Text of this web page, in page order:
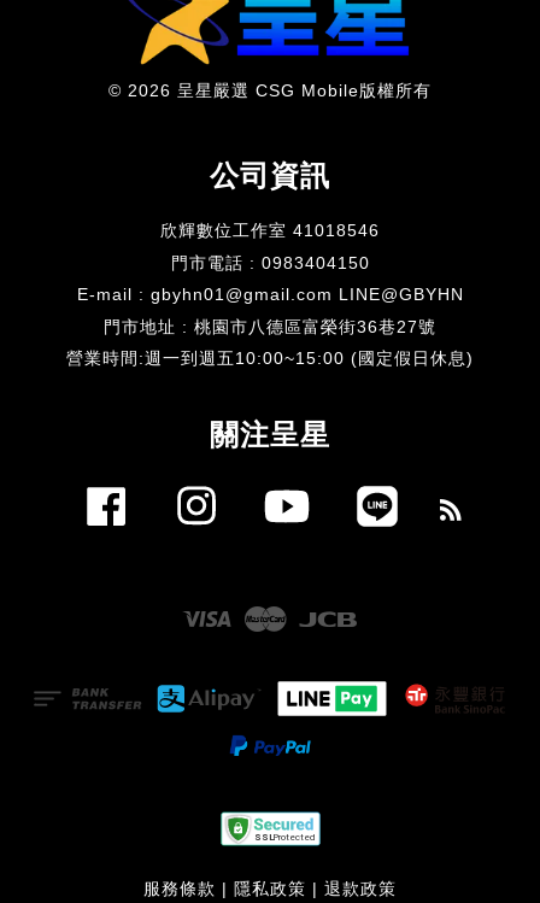
© 2026 呈星嚴選 CSG Mobile版權所有
公司資訊
欣輝數位工作室 41018546
門市電話 : 0983404150
E-mail : gbyhn01@gmail.com LINE@GBYHN
門市地址 : 桃園市八德區富榮街36巷27號
​營業時間:週一到週五10:00~15:00 (國定假日休息)
關注呈星
Facebook Instagram YouTube
Visa Master
服務條款 隱私政策 退款政策